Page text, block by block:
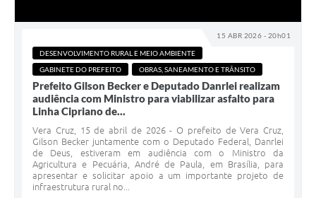
15 ABR 2026 - 20h01
DESENVOLVIMENTO RURAL E MEIO AMBIENTE
GABINETE DO PREFEITO
OBRAS, SANEAMENTO E TRÂNSITO
Prefeito Gilson Becker e Deputado Danrlei realizam
audiência com Ministro para viabilizar asfalto para
Linha Cipriano de...
Vera Cruz, 15 de abril de 2026 - O prefeito de Vera Cruz,
Gilson Becker juntamente com o Deputado Federal, Danrlei
de Deus, estiveram em audiência com o Ministro da
Agricultura e Pecuária, André de Paula, em Brasília, para
apresentar e solicitar apoio a um importante projeto de
infraestrutura rural no...